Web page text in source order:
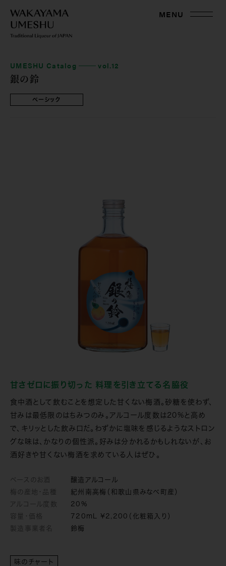
MENU
UMESHU Catalog vol.12
銀の鈴
ベーシック
甘さゼロに振り切った 料理を引き立てる名脇役
食中酒として飲むことを想定した甘くない梅酒。砂糖を使わず、
甘みは最低限のはちみつのみ。アルコール度数は20%と高め
で、キリッとした飲み口だ。わずかに塩味を感じるようなストロン
グな味は、かなりの個性派。好みは分かれるかもしれないが、お
酒好きや甘くない梅酒を求めている人はぜひ。
ベースのお酒
醸造アルコール
梅の産地・品種
紀州南高梅（和歌山県みなべ町産）
アルコール度数
20%
容量・価格
720mL ¥2,200（化粧箱入り）
製造事業者名
鈴梅
味のチャート